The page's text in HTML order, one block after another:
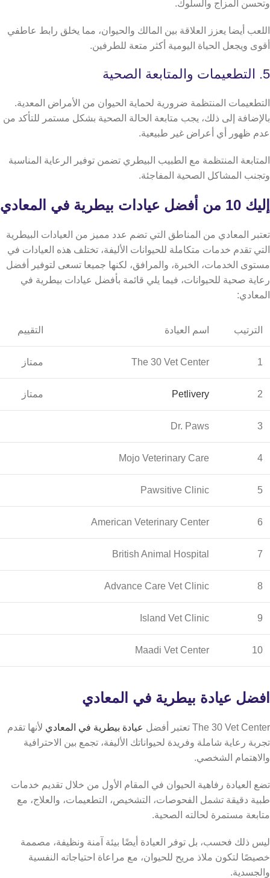
وتحسن المزاج والسلوك.
اللعب أيضا يعزز العلاقة بين المالك والحيوان، مما يخلق رابط عاطفي
أقوى ويجعل الحياة اليومية أكثر متعة للطرفين.
5. التطعيمات والمتابعة الصحية
التطعيمات المنتظمة ضرورية لحماية الحيوان من الأمراض المعدية.
بالإضافة إلى ذلك، يجب متابعة الحالة الصحية بشكل مستمر للتأكد من
عدم ظهور أي أعراض غير طبيعية.
المتابعة المنتظمة مع الطبيب البيطري تضمن توفير الرعاية المناسبة
وتجنب المشاكل الصحية المفاجئة.
إليك 10 من أفضل عيادات بيطرية في المعادي
تعتبر المعادي من المناطق التي تضم عدد مميز من العيادات البيطرية
التي تقدم خدمات متكاملة للحيوانات الأليفة، تختلف هذه العيادات في
مستوى الخدمات، الخبرة، والمرافق، لكنها جميعا تسعى لتوفير أفضل
رعاية صحية للحيوانات، فيما يلي قائمة بأفضل عيادات بيطرية في
المعادي:
الترتيب اسم العيادة التقييم
1
The 30 Vet Center ممتاز
2
Petlivery ممتاز
3
Dr. Paws
4
Mojo Veterinary Care
5
Pawsitive Clinic
6
American Veterinary Center
7
British Animal Hospital
8
Advance Care Vet Clinic
9
Island Vet Clinic
10
Maadi Vet Center
افضل عيادة بيطرية في المعادي
The 30 Vet Center تعتبر أفضل عيادة بيطرية في المعادي لأنها تقدم
تجربة رعاية شاملة وفريدة لحيواناتك الأليفة، تجمع بين الاحترافية
والاهتمام الشخصي.
تضع العيادة رفاهية الحيوان في المقام الأول من خلال تقديم خدمات
طبية دقيقة تشمل الفحوصات، التشخيص، التطعيمات، والعلاج، مع
متابعة مستمرة لحالته الصحية.
ليس ذلك فحسب، بل توفر العيادة أيضًا بيئة آمنة ونظيفة، مصممة
خصيصًا لتكون ملاذ مريح للحيوان، مع مراعاة احتياجاته النفسية
والجسدية.